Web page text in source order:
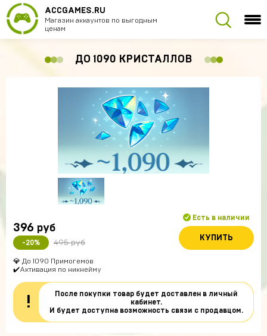
ACCGAMES.RU
Магазин аккаунтов по выгодным
ценам
ДО 1090 КРИСТАЛЛОВ
396 руб
-20% 495 руб
Есть в наличии
КУПИТЬ
💎 До 1090 Примогемов
✔️Активация по никнейму
!
После покупки товар будет доставлен в личный
кабинет.
И будет доступна возможность связи с продавцом.